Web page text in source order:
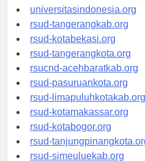
universitassamarinda.id
universitasindonesia.org
rsud-tangerangkab.org
rsud-kotabekasi.org
rsud-tangerangkota.org
rsucnd-acehbaratkab.org
rsud-pasuruankota.org
rsud-limapuluhkotakab.org
rsud-kotamakassar.org
rsud-kotabogor.org
rsud-tanjungpinangkota.org